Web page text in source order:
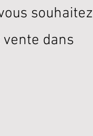
souhaitez
dans